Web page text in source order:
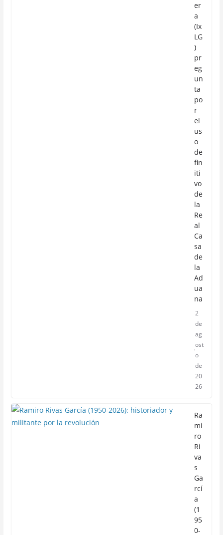
er
a
(Ix
LG
)
pr
eg
un
ta
po
r
el
us
o
de
fin
iti
vo
de
la
Re
al
Ca
sa
de
la
Ad
ua
na
2
de
ag
ost
o
de
20
26
Ra
mi
ro
Ri
va
s
Ga
rcí
a
(1
95
0-